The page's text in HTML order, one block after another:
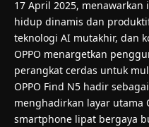
17 April 2025,
hidup dinamis dan
teknologi AI mutakhir, dan
OPPO menargetkan
perangkat cerdas untuk
OPPO Find N5 hadir
menghadirkan layar utama
smartphone lipat bergaya